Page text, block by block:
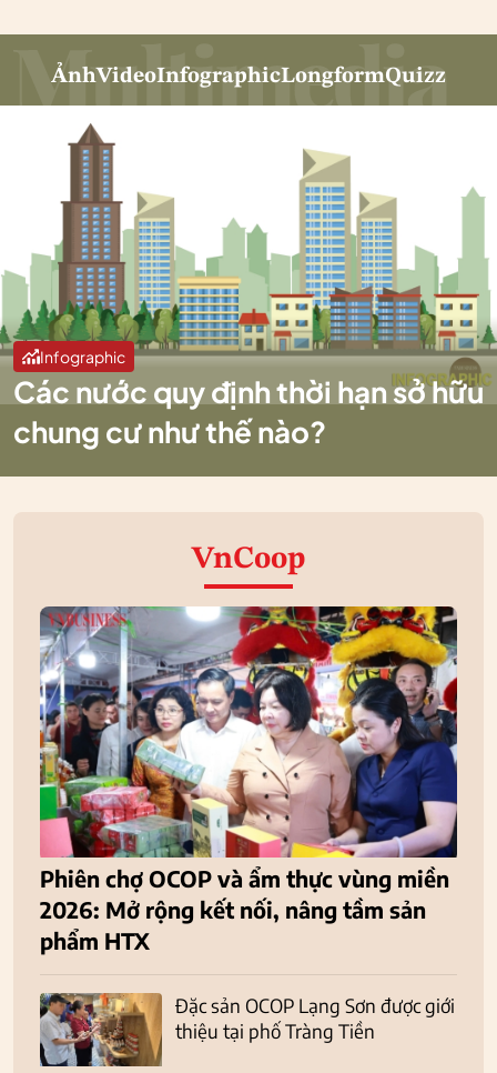
ẢnhVideoInfographicLongformQuizz
Infographic
Các nước quy định thời hạn sở hữu
chung cư như thế nào?
VnCoop
Phiên chợ OCOP và ẩm thực vùng miền
2026: Mở rộng kết nối, nâng tầm sản
phẩm HTX
Đặc sản OCOP Lạng Sơn được giới
thiệu tại phố Tràng Tiền